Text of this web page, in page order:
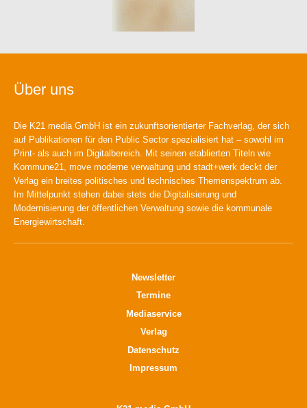
Über uns
Die K21 media GmbH ist ein zukunftsorientierter Fachverlag, der sich
auf Publikationen für den Public Sector spezialisiert hat – sowohl im
Print- als auch im Digitalbereich. Mit seinen etablierten Titeln wie
Kommune21, move moderne verwaltung und stadt+werk deckt der
Verlag ein breites politisches und technisches Themenspektrum ab.
Im Mittelpunkt stehen dabei stets die Digitalisierung und
Modernisierung der öffentlichen Verwaltung sowie die kommunale
Energiewirtschaft.
Newsletter
Termine
Mediaservice
Verlag
Datenschutz
Impressum